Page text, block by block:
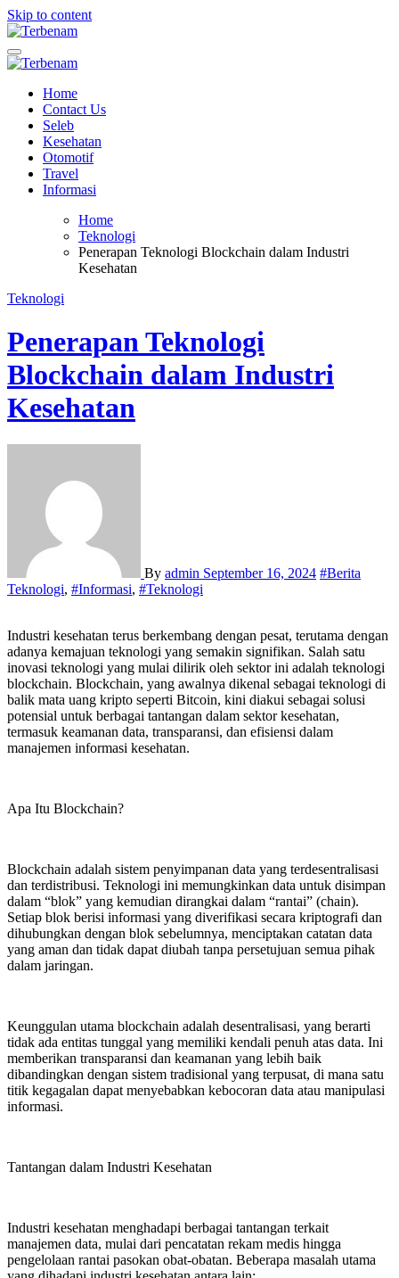
Skip to content
Terbenam
Blog terbenam senja
Blog terbenam senja
Home
Contact Us
Seleb
Kesehatan
Otomotif
Travel
Informasi
Home
Teknologi
Penerapan Teknologi Blockchain dalam Industri
Kesehatan
Teknologi
Penerapan Teknologi
Blockchain dalam Industri
Kesehatan
By admin September 16, 2024 #Berita
Teknologi, #Informasi, #Teknologi
Industri kesehatan terus berkembang dengan pesat, terutama dengan
adanya kemajuan teknologi yang semakin signifikan. Salah satu
inovasi teknologi yang mulai dilirik oleh sektor ini adalah teknologi
blockchain. Blockchain, yang awalnya dikenal sebagai teknologi di
balik mata uang kripto seperti Bitcoin, kini diakui sebagai solusi
potensial untuk berbagai tantangan dalam sektor kesehatan,
termasuk keamanan data, transparansi, dan efisiensi dalam
manajemen informasi kesehatan.
Apa Itu Blockchain?
Blockchain adalah sistem penyimpanan data yang terdesentralisasi
dan terdistribusi. Teknologi ini memungkinkan data untuk disimpan
dalam “blok” yang kemudian dirangkai dalam “rantai” (chain).
Setiap blok berisi informasi yang diverifikasi secara kriptografi dan
dihubungkan dengan blok sebelumnya, menciptakan catatan data
yang aman dan tidak dapat diubah tanpa persetujuan semua pihak
dalam jaringan.
Keunggulan utama blockchain adalah desentralisasi, yang berarti
tidak ada entitas tunggal yang memiliki kendali penuh atas data. Ini
memberikan transparansi dan keamanan yang lebih baik
dibandingkan dengan sistem tradisional yang terpusat, di mana satu
titik kegagalan dapat menyebabkan kebocoran data atau manipulasi
informasi.
Tantangan dalam Industri Kesehatan
Industri kesehatan menghadapi berbagai tantangan terkait
manajemen data, mulai dari pencatatan rekam medis hingga
pengelolaan rantai pasokan obat-obatan. Beberapa masalah utama